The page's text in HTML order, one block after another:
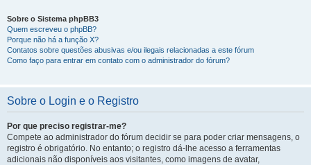
Sobre o Sistema phpBB3
Quem escreveu o phpBB?
Porque não há a função X?
Contatos sobre questões abusivas e/ou ilegais relacionadas a este fórum
Como faço para entrar em contato com o administrador do fórum?
Sobre o Login e o Registro
Por que preciso registrar-me?
Compete ao administrador do fórum decidir se para poder criar mensagens, o
registro é obrigatório. No entanto; o registro dá-lhe acesso a ferramentas
adicionais não disponíveis aos visitantes, como imagens de avatar,